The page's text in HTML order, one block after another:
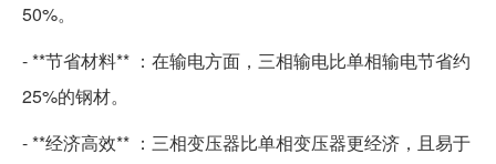
50%。
- **节省材料** ：在输电方面，三相输电比单相输电节省约
25%的钢材。
- **经济高效** ：三相变压器比单相变压器更经济，且易于